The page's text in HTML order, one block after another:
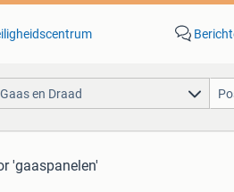
Gaas en Draad
'gaaspanelen'